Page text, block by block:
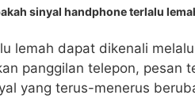
sinyal handphone terlalu
lemah dapat dikenali
panggilan telepon, pesan
yang terus-menerus